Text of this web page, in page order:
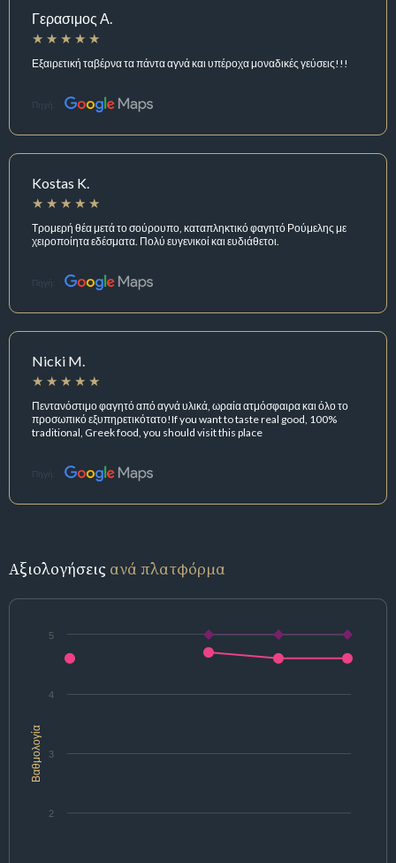
Γερασιμος Α.
Εξαιρετική ταβέρνα τα πάντα αγνά και υπέροχα μοναδικές γεύσεις!!!
Πηγή:
Kostas K.
Τρομερή θέα μετά το σούρουπο, καταπληκτικό φαγητό Ρούμελης με
χειροποίητα εδέσματα. Πολύ ευγενικοί και ευδιάθετοι.
Πηγή:
Nicki M.
Πεντανόστιμο φαγητό από αγνά υλικά, ωραία ατμόσφαιρα και όλο το
προσωπικό εξυπηρετικότατο!If you want to taste real good, 100%
traditional, Greek food, you should visit this place
Πηγή:
Αξιολογήσεις ανά πλατφόρμα
Βαθμολογία
2
3
4
5